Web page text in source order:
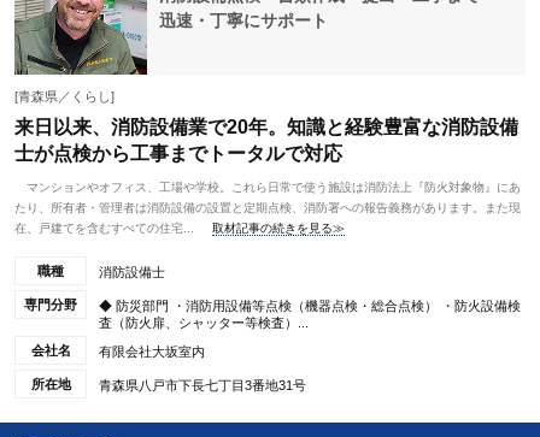
迅速・丁寧にサポート
[青森県／くらし]
来日以来、消防設備業で20年。知識と経験豊富な消防設備
士が点検から工事までトータルで対応
マンションやオフィス、工場や学校。これら日常で使う施設は消防法上『防火対象物』にあ
たり、所有者・管理者は消防設備の設置と定期点検、消防署への報告義務があります。また現
在、戸建てを含むすべての住宅...
取材記事の続きを見る≫
職種 消防設備士
専門分野
◆ 防災部門 ・消防用設備等点検（機器点検・総合点検） ・防火設備検
査（防火扉、シャッター等検査）...
会社名
有限会社大坂室内
所在地 青森県八戸市下長七丁目3番地31号